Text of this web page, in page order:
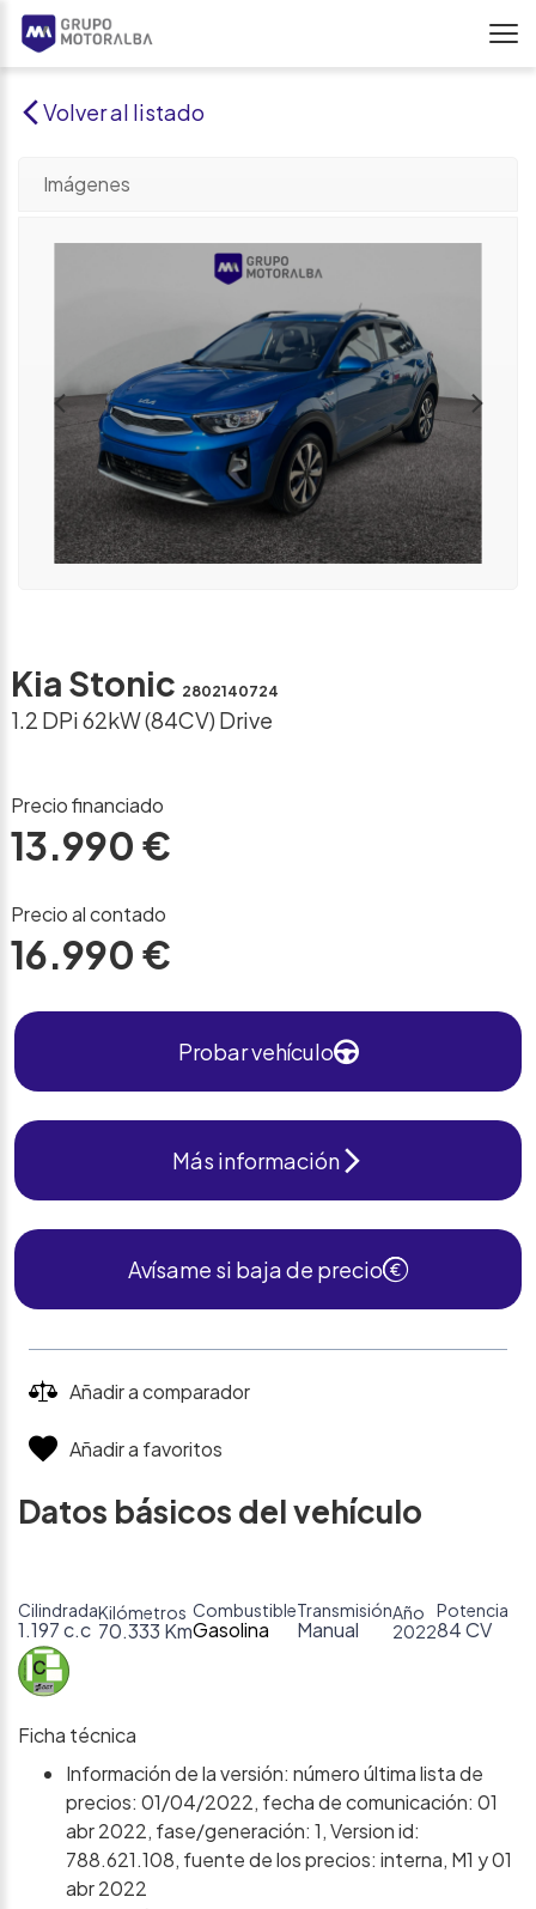
Volver al listado
Imágenes
Kia Stonic 2802140724
1.2 DPi 62kW (84CV) Drive
Precio financiado
13.990 €
Precio al contado
16.990 €
Probar vehículo
Más información
Avísame si baja de precio
Añadir a comparador
Añadir a favoritos
Datos básicos del vehículo
Cilindrada
1.197 c.c
Kilómetros
70.333 Km
Combustible
Gasolina
Transmisión
Manual
Año
2022
Potencia
84 CV
Ficha técnica
Información de la versión: número última lista de
precios: 01/04/2022, fecha de comunicación: 01
abr 2022, fase/generación: 1, Version id:
788.621.108, fuente de los precios: interna, M1 y 01
abr 2022